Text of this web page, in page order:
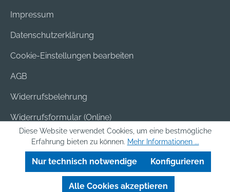
Impressum
Datenschutzerklärung
Cookie-Einstellungen bearbeiten
AGB
Widerrufsbelehrung
Widerrufsformular (Online)
Versand & Bezahlung
Batterieentsorgung
Diese Website verwendet Cookies, um eine bestmögliche
Erfahrung bieten zu können. Mehr Informationen ...
Nur technisch notwendige Konfigurieren
Alle Cookies akzeptieren